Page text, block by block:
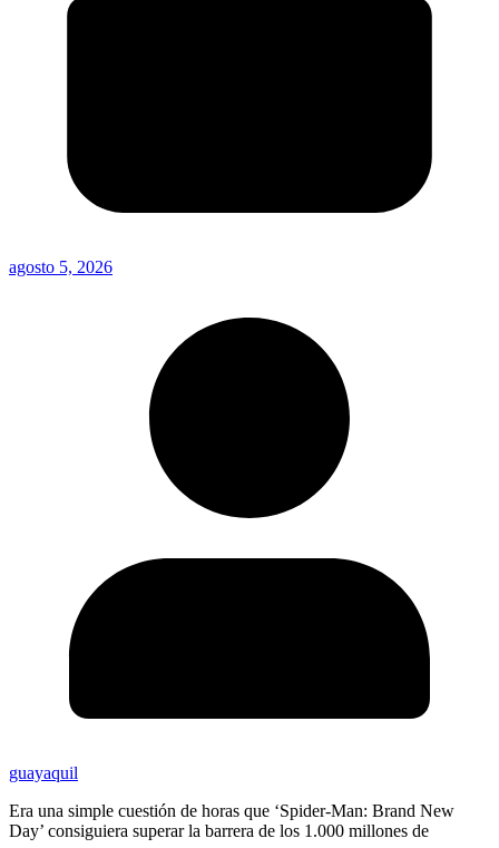
agosto 5, 2026
guayaquil
Era una simple cuestión de horas que ‘Spider-Man: Brand New
Day’ consiguiera superar la barrera de los 1.000 millones de